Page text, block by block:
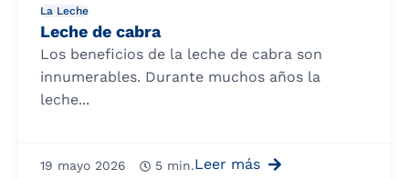
La Leche
Leche de cabra
Los beneficios de la leche de cabra son
innumerables. Durante muchos años la
leche...
19 mayo 2026 5 min.Leer más